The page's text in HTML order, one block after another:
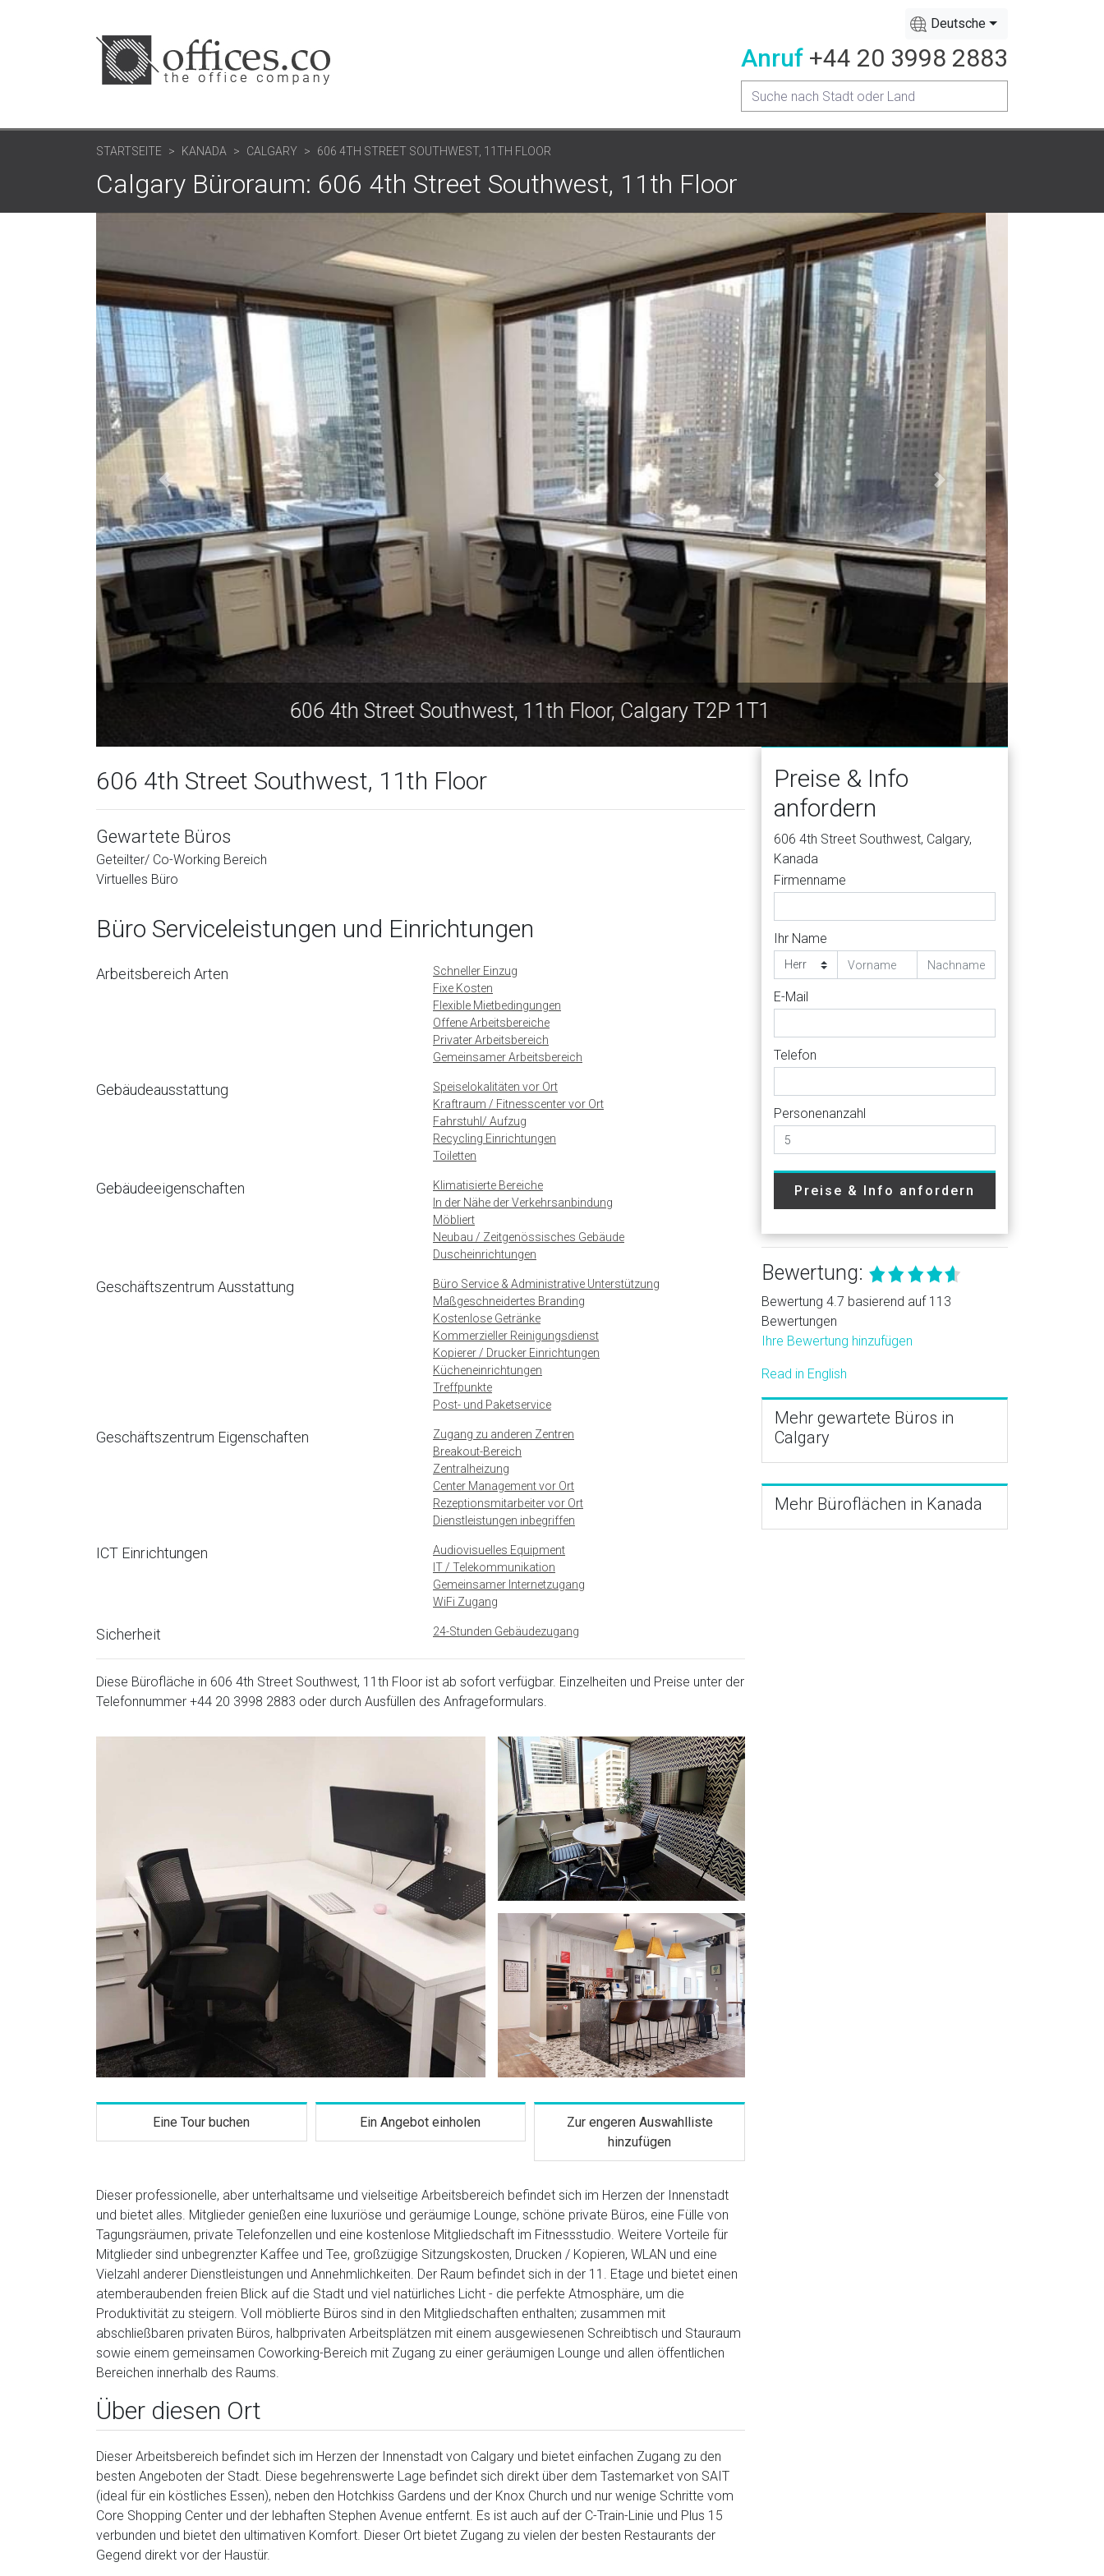
Deutsche
Anruf +44 20 3998 2883
STARTSEITE KANADA CALGARY 606 4TH STREET SOUTHWEST, 11TH FLOOR
Calgary Büroraum: 606 4th Street Southwest, 11th Floor
606 4th Street Southwest, 11th Floor, Calgary T2P 1T1
606 4th Street Southwest, 11th Floor
Gewartete Büros
Geteilter/ Co-Working Bereich
Virtuelles Büro
Büro Serviceleistungen und Einrichtungen
Arbeitsbereich Arten
Schneller Einzug
Fixe Kosten
Flexible Mietbedingungen
Offene Arbeitsbereiche
Privater Arbeitsbereich
Gemeinsamer Arbeitsbereich
Gebäudeausstattung
Speiselokalitäten vor Ort
Kraftraum / Fitnesscenter vor Ort
Fahrstuhl/ Aufzug
Recycling Einrichtungen
Toiletten
Gebäudeeigenschaften
Klimatisierte Bereiche
In der Nähe der Verkehrsanbindung
Möbliert
Neubau / Zeitgenössisches Gebäude
Duscheinrichtungen
Geschäftszentrum Ausstattung
Büro Service & Administrative Unterstützung
Maßgeschneidertes Branding
Kostenlose Getränke
Kommerzieller Reinigungsdienst
Kopierer / Drucker Einrichtungen
Kücheneinrichtungen
Treffpunkte
Post- und Paketservice
Geschäftszentrum Eigenschaften
Zugang zu anderen Zentren
Breakout-Bereich
Zentralheizung
Center Management vor Ort
Rezeptionsmitarbeiter vor Ort
Dienstleistungen inbegriffen
ICT Einrichtungen
Audiovisuelles Equipment
IT / Telekommunikation
Gemeinsamer Internetzugang
WiFi Zugang
Sicherheit 24-Stunden Gebäudezugang
Diese Bürofläche in 606 4th Street Southwest, 11th Floor ist ab sofort verfügbar. Einzelheiten und Preise unter der
Telefonnummer +44 20 3998 2883 oder durch Ausfüllen des Anfrageformulars.
Eine Tour buchen Ein Angebot einholen
Zur engeren Auswahlliste
hinzufügen
Dieser professionelle, aber unterhaltsame und vielseitige Arbeitsbereich befindet sich im Herzen der Innenstadt
und bietet alles. Mitglieder genießen eine luxuriöse und geräumige Lounge, schöne private Büros, eine Fülle von
Tagungsräumen, private Telefonzellen und eine kostenlose Mitgliedschaft im Fitnessstudio. Weitere Vorteile für
Mitglieder sind unbegrenzter Kaffee und Tee, großzügige Sitzungskosten, Drucken / Kopieren, WLAN und eine
Vielzahl anderer Dienstleistungen und Annehmlichkeiten. Der Raum befindet sich in der 11. Etage und bietet einen
atemberaubenden freien Blick auf die Stadt und viel natürliches Licht - die perfekte Atmosphäre, um die
Produktivität zu steigern. Voll möblierte Büros sind in den Mitgliedschaften enthalten; zusammen mit
abschließbaren privaten Büros, halbprivaten Arbeitsplätzen mit einem ausgewiesenen Schreibtisch und Stauraum
sowie einem gemeinsamen Coworking-Bereich mit Zugang zu einer geräumigen Lounge und allen öffentlichen
Bereichen innerhalb des Raums.
Über diesen Ort
Dieser Arbeitsbereich befindet sich im Herzen der Innenstadt von Calgary und bietet einfachen Zugang zu den
besten Angeboten der Stadt. Diese begehrenswerte Lage befindet sich direkt über dem Tastemarket von SAIT
(ideal für ein köstliches Essen), neben den Hotchkiss Gardens und der Knox Church und nur wenige Schritte vom
Core Shopping Center und der lebhaften Stephen Avenue entfernt. Es ist auch auf der C-Train-Linie und Plus 15
verbunden und bietet den ultimativen Komfort. Dieser Ort bietet Zugang zu vielen der besten Restaurants der
Gegend direkt vor der Haustür.
Preise & Info
anfordern
606 4th Street Southwest, Calgary,
Kanada
Firmenname
Ihr Name
E-Mail
Telefon
Personenanzahl
Preise & Info anfordern
Bewertung:
Bewertung 4.7 basierend auf 113
Bewertungen
Ihre Bewertung hinzufügen
Read in English
Mehr gewartete Büros in
Calgary
Mehr Büroflächen in Kanada